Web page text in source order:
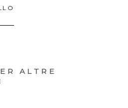
ALTRE